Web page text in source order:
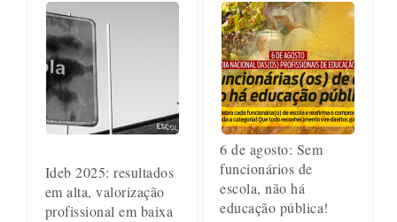
Ideb 2025: resultados
em alta, valorização
profissional em baixa
6 de agosto: Sem
funcionários de
escola, não há
educação pública!